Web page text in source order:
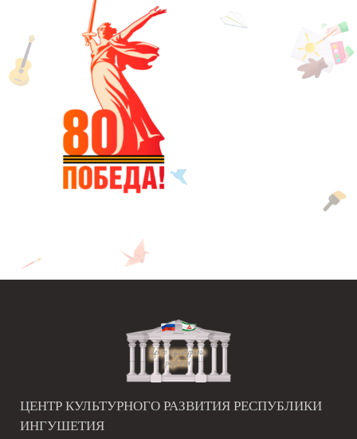
ЦЕНТР КУЛЬТУРНОГО РАЗВИТИЯ РЕСПУБЛИКИ
ИНГУШЕТИЯ